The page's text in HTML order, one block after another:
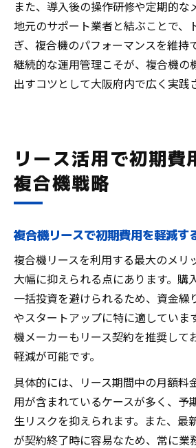
また、導入後の操作研修や定期的な
地元のサポート業者と結ぶことで、
ぎ、複合機のパフォーマンスを維持
継続的な運用管理こそが、複合機の
出すコツとして大阪府内で広く実践
リース活用で初期費
複合機戦略
複合機リースで初期費用を軽減す
複合機リースを利用する最大のメリ
大幅に抑えられる点にあります。購
一括投資を避けられるため、資金繰
やスタートアップに特に適していま
機メーカーもリース契約を推奨して
軽減が可能です。
具体的には、リース期間中の月額料
用が含まれているケースが多く、予
生リスクを抑えられます。また、最
が契約終了時に容易なため、常に業